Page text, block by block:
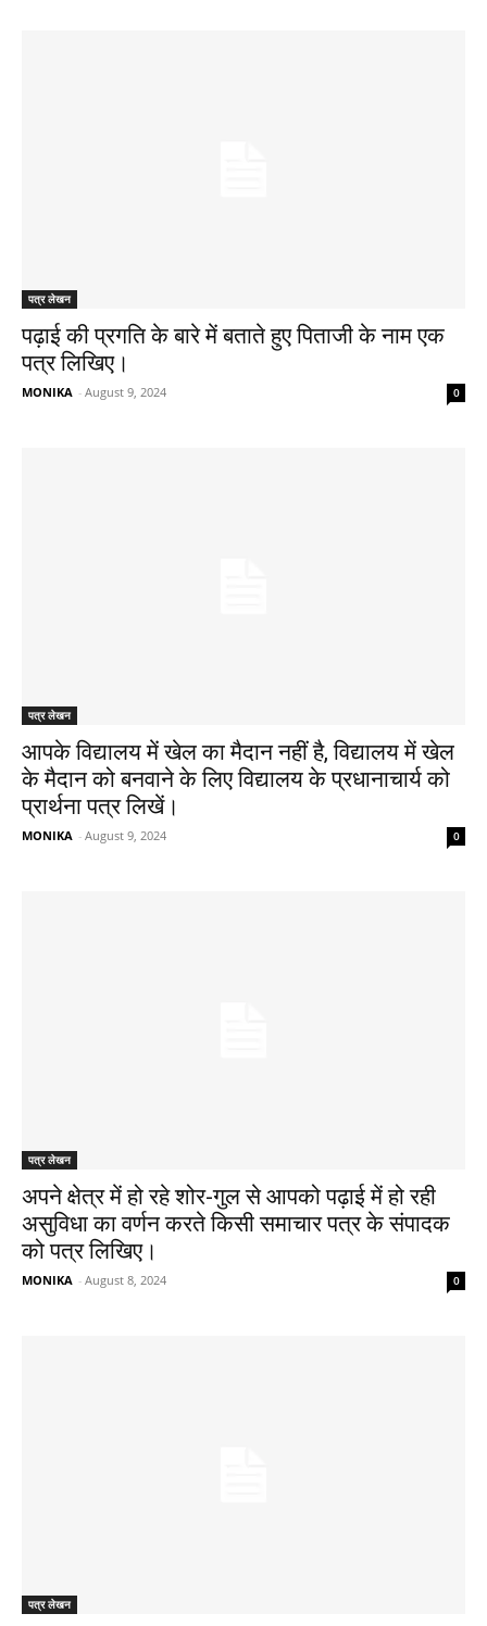
पत्र लेखन
पढ़ाई की प्रगति के बारे में बताते हुए पिताजी के नाम एक
पत्र लिखिए।
MONIKA - August 9, 2024 0
पत्र लेखन
आपके विद्यालय में खेल का मैदान नहीं है, विद्यालय में खेल
के मैदान को बनवाने के लिए विद्यालय के प्रधानाचार्य को
प्रार्थना पत्र लिखें।
MONIKA - August 9, 2024 0
पत्र लेखन
अपने क्षेत्र में हो रहे शोर-गुल से आपको पढ़ाई में हो रही
असुविधा का वर्णन करते किसी समाचार पत्र के संपादक
को पत्र लिखिए।
MONIKA - August 8, 2024 0
पत्र लेखन